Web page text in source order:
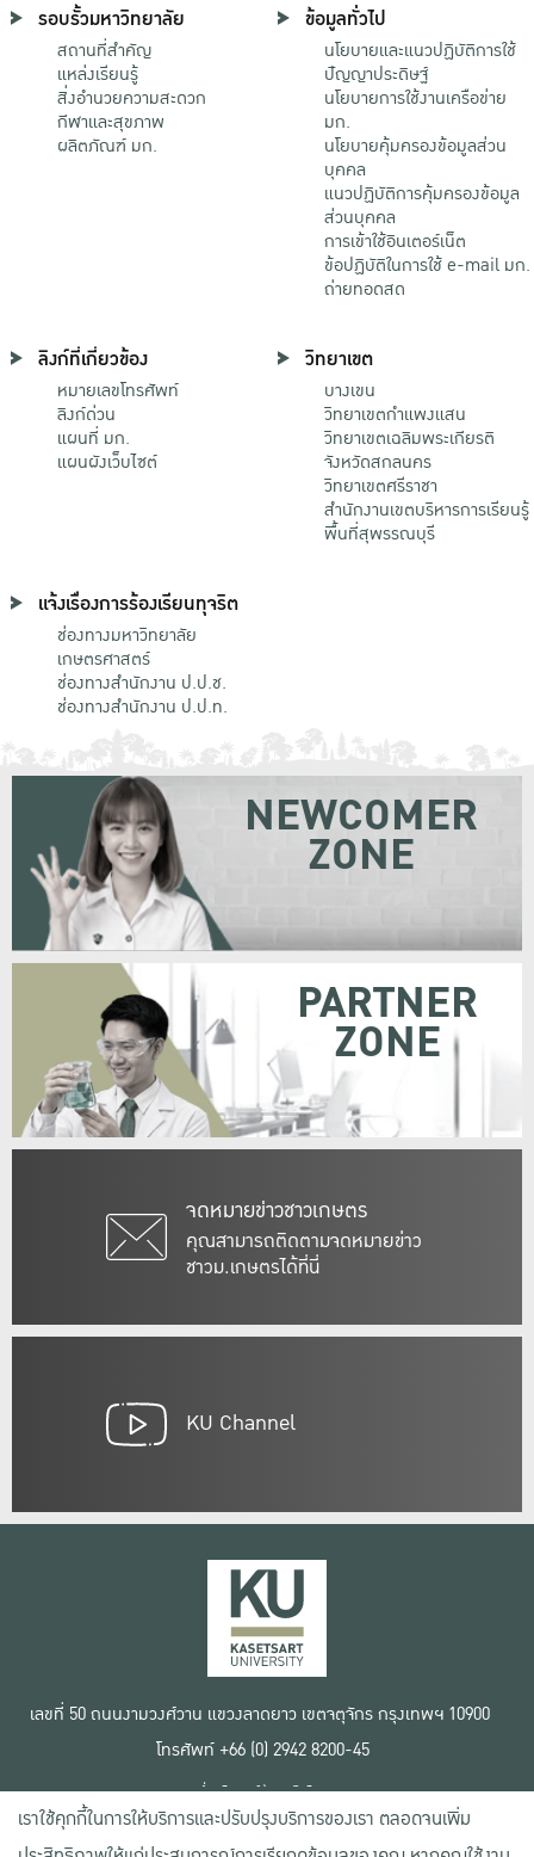
รอบรั้วมหาวิทยาลัย
สถานที่สำคัญ
แหล่งเรียนรู้
สิ่งอำนวยความสะดวก
กีฬาและสุขภาพ
ผลิตภัณฑ์ มก.
ข้อมูลทั่วไป
นโยบายและแนวปฏิบัติการใช้
ปัญญาประดิษฐ์
นโยบายการใช้งานเครือข่าย
มก.
นโยบายคุ้มครองข้อมูลส่วน
บุคคล
แนวปฏิบัติการคุ้มครองข้อมูล
ส่วนบุคคล
การเข้าใช้อินเตอร์เน็ต
ข้อปฏิบัติในการใช้ e-mail มก.
ถ่ายทอดสด
ลิงก์ที่เกี่ยวข้อง
หมายเลขโทรศัพท์
ลิงก์ด่วน
แผนที่ มก.
แผนผังเว็บไซต์
วิทยาเขต
บางเขน
วิทยาเขตกําแพงแสน
วิทยาเขตเฉลิมพระเกียรติ
จังหวัดสกลนคร
วิทยาเขตศรีราชา
สำนักงานเขตบริหารการเรียนรู้
พื้นที่สุพรรณบุรี
แจ้งเรื่องการร้องเรียนทุจริต
ช่องทางมหาวิทยาลัย
เกษตรศาสตร์
ช่องทางสำนักงาน ป.ป.ช.
ช่องทางสำนักงาน ป.ป.ท.
จดหมายข่าวชาวเกษตร
คุณสามารถติดตามจดหมายข่าว
ชาวม.เกษตรได้ที่นี่
NEWCOMER
ZONE
PARTNER
ZONE
KU Channel
เลขที่ 50 ถนนงามวงศ์วาน แขวงลาดยาว เขตจตุจักร กรุงเทพฯ 10900
โทรศัพท์ +66 (0) 2942 8200-45
เงื่อนไขการใช้งานเว็บไซต์
ข้อตกลงด้านสิทธิ์ใช้งาน
นโยบายความเป็นส่วนตัว
เราใช้คุกกี้ในการให้บริการและปรับปรุงบริการของเรา ตลอดจนเพิ่ม